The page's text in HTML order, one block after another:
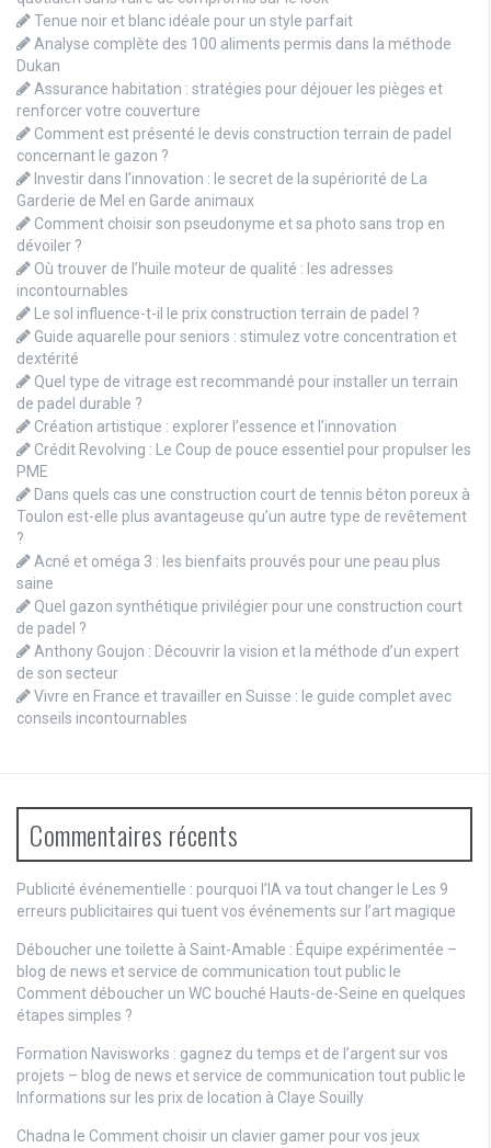
Tenue noir et blanc idéale pour un style parfait
Analyse complète des 100 aliments permis dans la méthode
Dukan
Assurance habitation : stratégies pour déjouer les pièges et
renforcer votre couverture
Comment est présenté le devis construction terrain de padel
concernant le gazon ?
Investir dans l’innovation : le secret de la supériorité de La
Garderie de Mel en Garde animaux
Comment choisir son pseudonyme et sa photo sans trop en
dévoiler ?
Où trouver de l’huile moteur de qualité : les adresses
incontournables
Le sol influence-t-il le prix construction terrain de padel ?
Guide aquarelle pour seniors : stimulez votre concentration et
dextérité
Quel type de vitrage est recommandé pour installer un terrain
de padel durable ?
Création artistique : explorer l’essence et l’innovation
Crédit Revolving : Le Coup de pouce essentiel pour propulser les
PME
Dans quels cas une construction court de tennis béton poreux à
Toulon est-elle plus avantageuse qu’un autre type de revêtement
?
Acné et oméga 3 : les bienfaits prouvés pour une peau plus
saine
Quel gazon synthétique privilégier pour une construction court
de padel ?
Anthony Goujon : Découvrir la vision et la méthode d’un expert
de son secteur
Vivre en France et travailler en Suisse : le guide complet avec
conseils incontournables
Commentaires récents
Publicité événementielle : pourquoi l’IA va tout changer le
Les 9
erreurs publicitaires qui tuent vos événements sur l’art magique
Déboucher une toilette à Saint-Amable : Équipe expérimentée –
blog de news et service de communication tout public le
Comment déboucher un WC bouché Hauts-de-Seine en quelques
étapes simples ?
Formation Navisworks : gagnez du temps et de l’argent sur vos
projets – blog de news et service de communication tout public le
Informations sur les prix de location à Claye Souilly
Chadna le Comment choisir un clavier gamer pour vos jeux